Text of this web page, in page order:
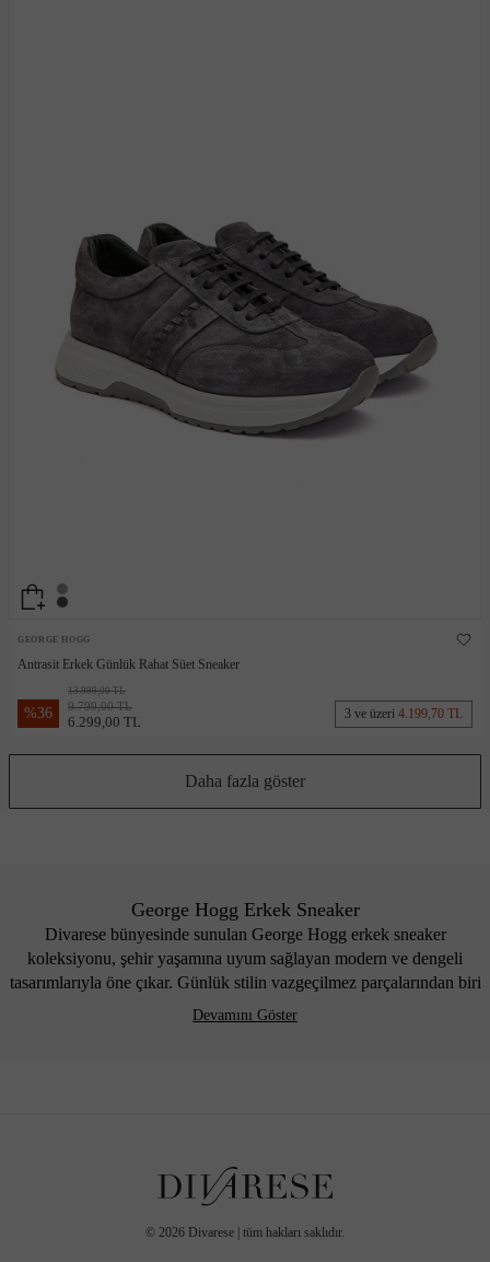
GEORGE HOGG
Antrasit Erkek Günlük Rahat Süet Sneaker
%36
13.999,00 TL
9.799,00 TL
6.299,00 TL 3 ve üzeri 4.199,70 TL
Daha fazla göster
George Hogg Erkek Sneaker
Divarese bünyesinde sunulan George Hogg erkek sneaker
koleksiyonu, şehir yaşamına uyum sağlayan modern ve dengeli
tasarımlarıyla öne çıkar. Günlük stilin vazgeçilmez parçalarından biri
haline gelen erkek sneaker ayakkabı seçenekleri, konfor ve estetik
sunar. Koleksiyonun tamamını incelemek isteyenler için
hogg erkek ayakkabıseçenekleri de farklı kategorilerde alternatifler
sunar.
Devamını Göster
© 2026 Divarese | tüm hakları saklıdır.